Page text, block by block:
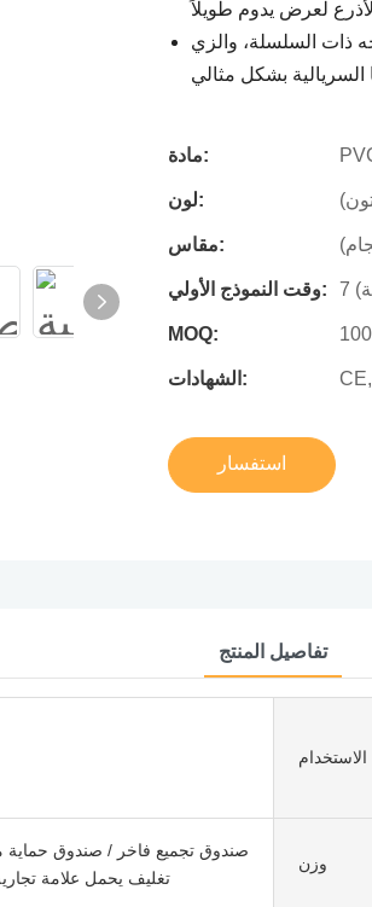
ذات السلسلة، والزي
مادة:
لون:
مقاس:
وقت النموذج الأولي:
MOQ:
الشهادات:
استفسار
تفاصيل المنتج
الاستخدام
صندوق تجميع فاخر / صندوق حماية
تغليف يحمل علامة
وزن